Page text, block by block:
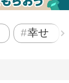
幸せ